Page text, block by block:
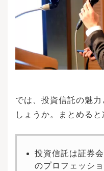
では、投資信託の魅
しょうか。まとめると
投資信託は証券
のプロフェッシ